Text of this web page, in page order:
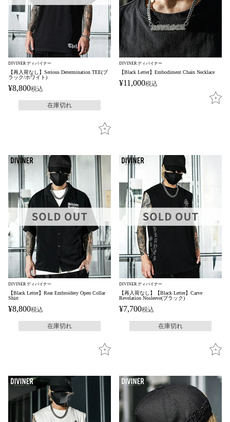
DIVINER ディバイナー
【再入荷なし】Serious Determination TEE(ブ
ラック/ホワイト)
¥8,800税込
在庫切れ
DIVINER ディバイナー
【Black Letter】Embodiment Chain Necklace
¥11,000税込
DIVINER ディバイナー
【Black Letter】Rear Embroidery Open Collar
Shirt
¥8,800税込
在庫切れ
DIVINER ディバイナー
【再入荷なし】【Black Letter】Carve
Revelation Nosleeve(ブラック)
¥7,700税込
在庫切れ